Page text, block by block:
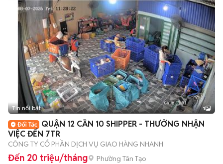
Tin nổi bật 1
QUẬN 12 CẦN 10 SHIPPER - THƯỞNG NHẬN
VIỆC ĐẾN 7TR
CÔNG TY CỔ PHẦN DỊCH VỤ GIAO HÀNG NHANH
Đến 20 triệu/tháng Phường Tân Tạo